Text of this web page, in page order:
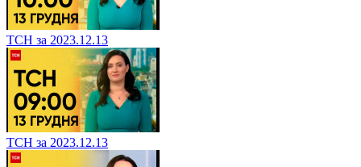
ТСН за 2023.12.13
ТСН за 2023.12.13